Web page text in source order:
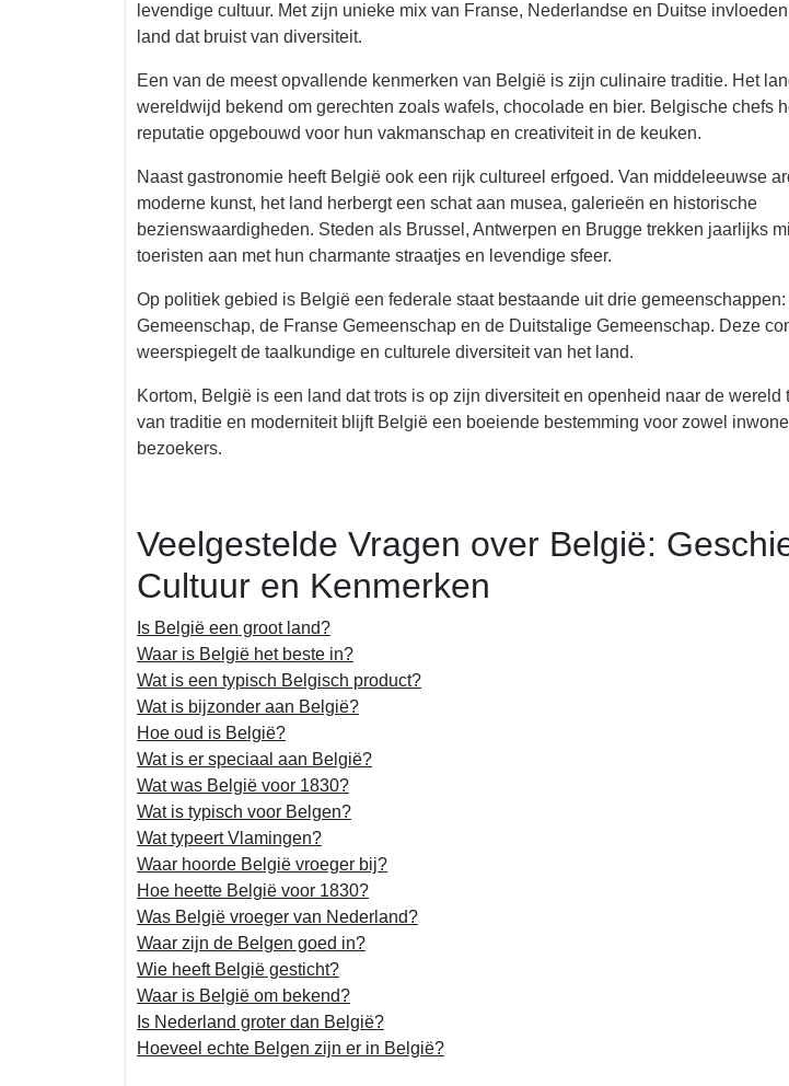
levendige cultuur. Met zijn unieke mix van Franse, Nederlandse en Duitse
land dat bruist van diversiteit.
Een van de meest opvallende kenmerken van België is zijn culinaire traditie. Het
wereldwijd bekend om gerechten zoals wafels, chocolade en bier. Belgische chefs
reputatie opgebouwd voor hun vakmanschap en creativiteit in de keuken.
Naast gastronomie heeft België ook een rijk cultureel erfgoed. Van middeleeuwse
moderne kunst, het land herbergt een schat aan musea, galerieën en historische
bezienswaardigheden. Steden als Brussel, Antwerpen en Brugge trekken jaarlijks
toeristen aan met hun charmante straatjes en levendige sfeer.
Op politiek gebied is België een federale staat bestaande uit drie
Gemeenschap, de Franse Gemeenschap en de Duitstalige Gemeenschap. Deze
weerspiegelt de taalkundige en culturele diversiteit van het land.
Kortom, België is een land dat trots is op zijn diversiteit en openheid naar de wereld
van traditie en moderniteit blijft België een boeiende bestemming voor zowel
bezoekers.
Veelgestelde Vragen over België:
Cultuur en Kenmerken
Is België een groot land?
Waar is België het beste in?
Wat is een typisch Belgisch product?
Wat is bijzonder aan België?
Hoe oud is België?
Wat is er speciaal aan België?
Wat was België voor 1830?
Wat is typisch voor Belgen?
Wat typeert Vlamingen?
Waar hoorde België vroeger bij?
Hoe heette België voor 1830?
Was België vroeger van Nederland?
Waar zijn de Belgen goed in?
Wie heeft België gesticht?
Waar is België om bekend?
Is Nederland groter dan België?
Hoeveel echte Belgen zijn er in België?